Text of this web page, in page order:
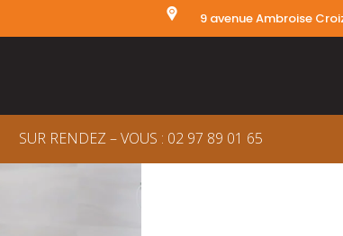
9 avenue Ambroise
SUR RENDEZ – VOUS : 02 97 89 01 65